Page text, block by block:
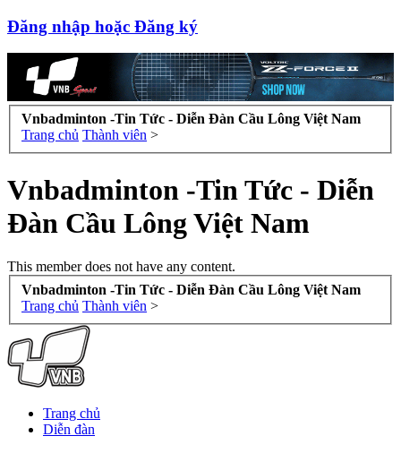
Đăng nhập hoặc Đăng ký
Vnbadminton -Tin Tức - Diễn Đàn Cầu Lông Việt Nam
Trang chủ Thành viên >
Vnbadminton -Tin Tức - Diễn
Đàn Cầu Lông Việt Nam
This member does not have any content.
Vnbadminton -Tin Tức - Diễn Đàn Cầu Lông Việt Nam
Trang chủ Thành viên >
Trang chủ
Diễn đàn